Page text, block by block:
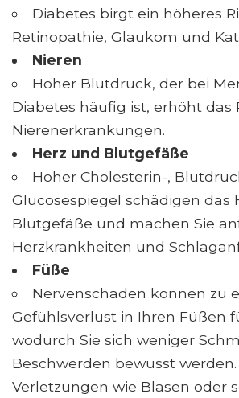
Diabetes birgt ein höheres
Retinopathie, Glaukom und
Nieren
Hoher Blutdruck, der bei
Diabetes häufig ist, erhöht das
Nierenerkrankungen.
Herz und Blutgefäße
Hoher Cholesterin-,
Glucosespiegel schädigen das
Blutgefäße und machen Sie
Herzkrankheiten und
Füße
Nervenschäden können zu
Gefühlsverlust in Ihren Füßen
wodurch Sie sich weniger
Beschwerden bewusst
Verletzungen wie Blasen oder